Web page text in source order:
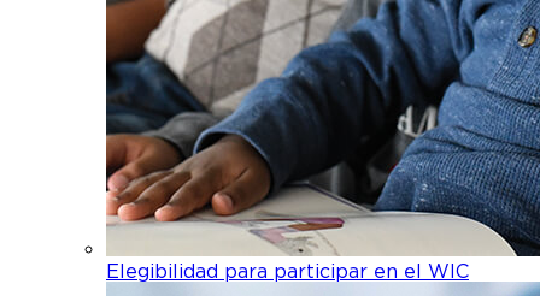
Elegibilidad para participar en el WIC